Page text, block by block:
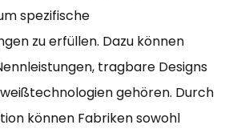
spezifische
zu erfüllen. Dazu können
tragbare Designs
gehören. Durch
können Fabriken sowohl